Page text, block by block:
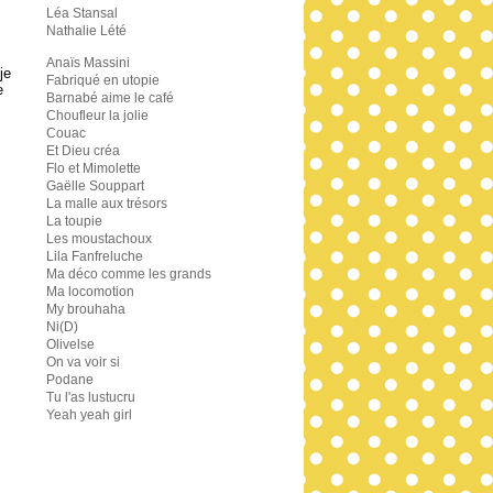
Léa Stansal
Nathalie Lété
Anaïs Massini
Fabriqué en utopie
Barnabé aime le café
Choufleur la jolie
Couac
Et Dieu créa
Flo et Mimolette
Gaëlle Souppart
La malle aux trésors
La toupie
Les moustachoux
Lila Fanfreluche
Ma déco comme les grands
Ma locomotion
My brouhaha
Ni(D)
Olivelse
On va voir si
Podane
Tu l'as lustucru
Yeah yeah girl